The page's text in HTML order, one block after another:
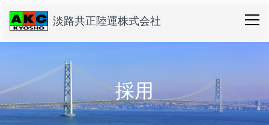
淡路共正陸運株式会社
採用